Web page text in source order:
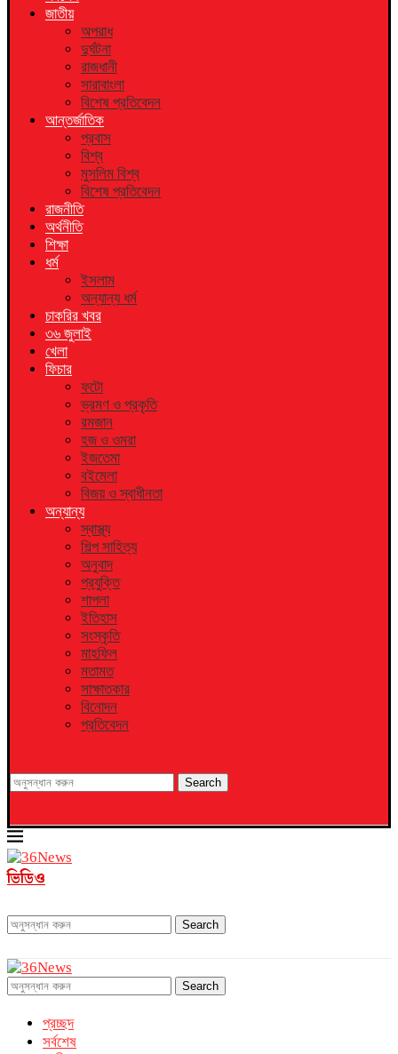
জাতীয়
অপরাধ
দুর্ঘটনা
রাজধানী
সারাবাংলা
বিশেষ প্রতিবেদন
আন্তর্জাতিক
প্রবাস
বিশ্ব
মুসলিম বিশ্ব
বিশেষ প্রতিবেদন
রাজনীতি
অর্থনীতি
শিক্ষা
ধর্ম
ইসলাম
অন্যান্য ধর্ম
চাকরির খবর
৩৬ জুলাই
খেলা
ফিচার
ফটো
ভ্রমণ ও প্রকৃতি
রমজান
হজ ও ওমরা
ইজতেমা
বইমেলা
বিজয় ও স্বাধীনতা
অন্যান্য
স্বাস্থ্য
শিল্প সাহিত্য
অনুবাদ
প্রযুক্তি
শাপলা
ইতিহাস
সংস্কৃতি
মাহফিল
মতামত
সাক্ষাতকার
বিনোদন
প্রতিবেদন
Search
ভিডিও
Search
Search
প্রচ্ছদ
সর্বশেষ